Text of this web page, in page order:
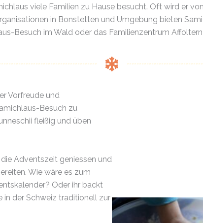
viele Familien zu Hause besucht. Oft wird er
in Bonstetten und Umgebung bieten
Besuch im Wald oder das Familienzentrum
Vorfreude und
Besuch zu
fleißig und üben
Adventszeit geniessen und
Wie wäre es zum
Oder ihr backt
in der Schweiz traditionell zur